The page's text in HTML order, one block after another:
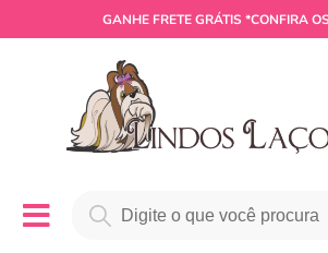
GANHE FRETE GRÁTIS *CONFIRA